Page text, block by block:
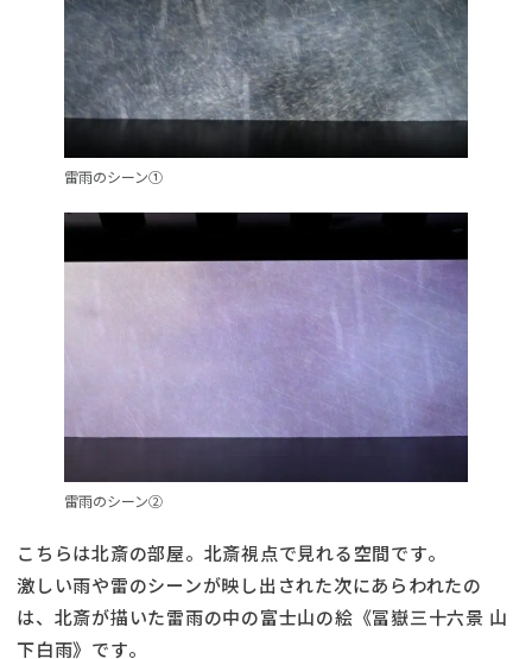
雷雨のシーン①
雷雨のシーン②
こちらは北斎の部屋。北斎視点で見れる空間です。
激しい雨や雷のシーンが映し出された次にあらわれたの
は、北斎が描いた雷雨の中の富士山の絵《冨嶽三十六景 山
下白雨》です。